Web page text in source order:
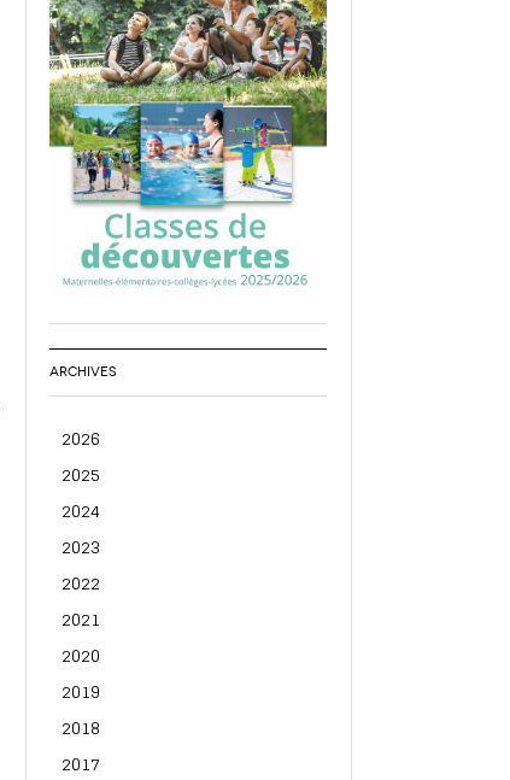
ARCHIVES
2026
2025
2024
2023
2022
2021
2020
2019
2018
2017